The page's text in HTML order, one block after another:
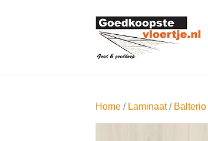
Home / Laminaat/ Balterio